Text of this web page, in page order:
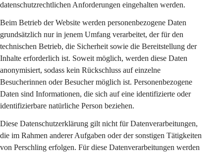
datenschutzrechtlichen Anforderungen eingehalten werden.
Beim Betrieb der Website werden personenbezogene Daten
grundsätzlich nur in jenem Umfang verarbeitet, der für den
technischen Betrieb, die Sicherheit sowie die Bereitstellung der
Inhalte erforderlich ist. Soweit möglich, werden diese Daten
anonymisiert, sodass kein Rückschluss auf einzelne
Besucherinnen oder Besucher möglich ist. Personenbezogene
Daten sind Informationen, die sich auf eine identifizierte oder
identifizierbare natürliche Person beziehen.
Diese Datenschutzerklärung gilt nicht für Datenverarbeitungen,
die im Rahmen anderer Aufgaben oder der sonstigen Tätigkeiten
von Perschling erfolgen. Für diese Datenverarbeitungen werden